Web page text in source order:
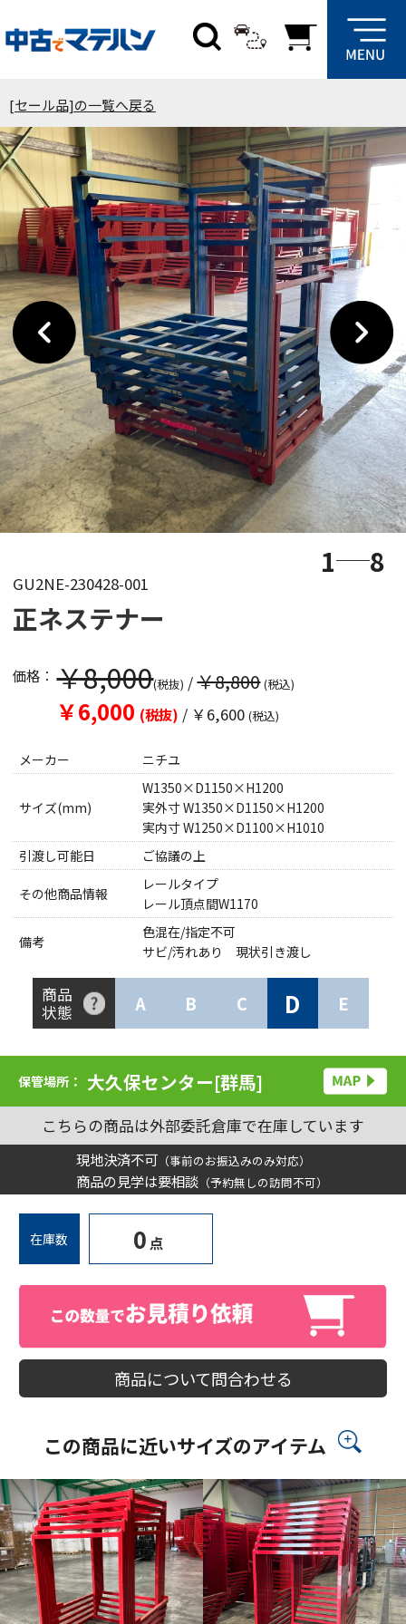
[セール品]の一覧へ戻る
1 8
GU2NE-230428-001
正ネステナー
価格： ￥8,000(税抜) /￥8,800 (税込)
￥6,000 (税抜) / ￥6,600 (税込)
メーカー ニチユ
サイズ(mm)
W1350×D1150×H1200
実外寸 W1350×D1150×H1200
実内寸 W1250×D1100×H1010
引渡し可能日
ご協議の上
その他商品情報
レールタイプ
レール頂点間W1170
備考
色混在/指定不可
サビ/汚れあり 現状引き渡し
商品
状態
A B C D E
保管場所： 大久保センター[群馬]
こちらの商品は外部委託倉庫で在庫しています
現地決済不可 （事前のお振込みのみ対応）
商品の見学は要相談 （予約無しの訪問不可）
在庫数 0 点
商品について問合わせる
この商品に近いサイズのアイテム